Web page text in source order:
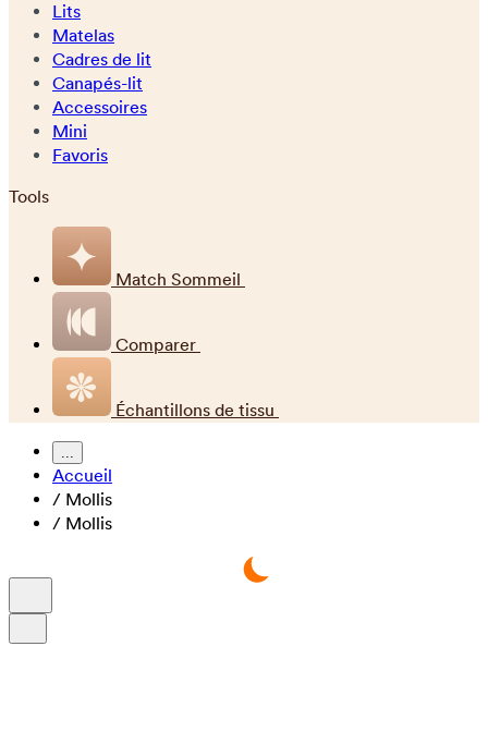
Lits
Matelas
Cadres de lit
Canapés-lit
Accessoires
Mini
Favoris
Tools
Match Sommeil
Comparer
Échantillons de tissu
...
Accueil
/ Mollis
/ Mollis